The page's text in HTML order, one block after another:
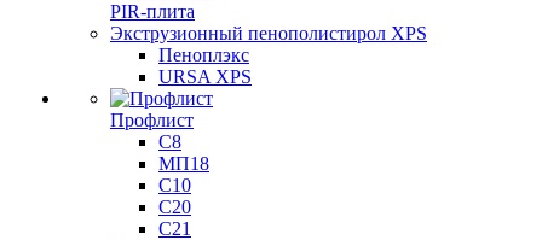
PIR-плита
Экструзионный пенополистирол XPS
Пеноплэкс
URSA XPS
Профлист
С8
МП18
С10
С20
С21